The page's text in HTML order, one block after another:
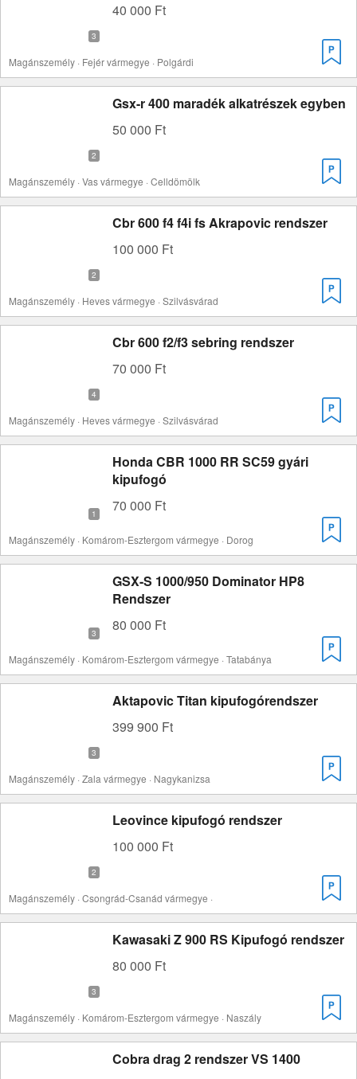
40 000 Ft
Magánszemély · Fejér vármegye · Polgárdi
Gsx-r 400 maradék alkatrészek egyben
50 000 Ft
Magánszemély · Vas vármegye · Celldömölk
Cbr 600 f4 f4i fs Akrapovic rendszer
100 000 Ft
Magánszemély · Heves vármegye · Szilvásvárad
Cbr 600 f2/f3 sebring rendszer
70 000 Ft
Magánszemély · Heves vármegye · Szilvásvárad
Honda CBR 1000 RR SC59 gyári
kipufogó
70 000 Ft
Magánszemély · Komárom-Esztergom vármegye · Dorog
GSX-S 1000/950 Dominator HP8
Rendszer
80 000 Ft
Magánszemély · Komárom-Esztergom vármegye · Tatabánya
Aktapovic Titan kipufogórendszer
399 900 Ft
Magánszemély · Zala vármegye · Nagykanizsa
Leovince kipufogó rendszer
100 000 Ft
Magánszemély · Csongrád-Csanád vármegye ·
Kawasaki Z 900 RS Kipufogó rendszer
80 000 Ft
Magánszemély · Komárom-Esztergom vármegye · Naszály
Cobra drag 2 rendszer VS 1400